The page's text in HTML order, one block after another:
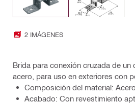
2 IMÁGENES
Brida para conexión cruzada de un
acero, para uso en exteriores con
Composición del material:
Acabado: Con revestimiento